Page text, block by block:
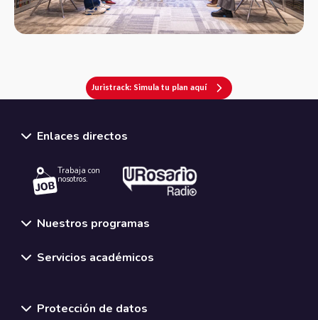
Juristrack: Simula tu plan aquí
Enlaces directos
Trabaja con
nosotros.
Nuestros programas
Servicios académicos
Protección de datos